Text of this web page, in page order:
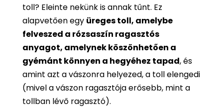
toll? Eleinte nekünk is annak tűnt. Ez
alapvetően egy üreges toll, amelybe
felveszed a rózsaszín ragasztós
anyagot, amelynek köszönhetően a
gyémánt könnyen a hegyéhez tapad, és
amint azt a vászonra helyezed, a toll elengedi
(mivel a vászon ragasztója erősebb, mint a
tollban lévő ragasztó).